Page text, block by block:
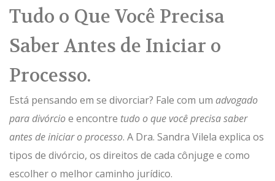
Tudo o Que Você Precisa
Saber Antes de Iniciar o
Processo.
Está pensando em se divorciar? Fale com um advogado
para divórcioe encontre tudo o que você precisa saber
antes de iniciar o processo. A Dra. Sandra Vilela explica os
tipos de divórcio, os direitos de cada cônjuge e como
escolher o melhor caminho jurídico.